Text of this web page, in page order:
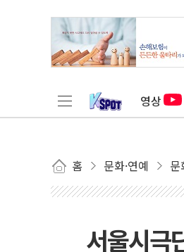
영상
홈 문화·연예 문
서울시극